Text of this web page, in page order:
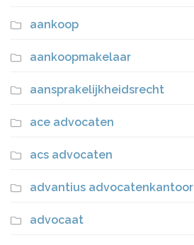
aankoop
aankoopmakelaar
aansprakelijkheidsrecht
ace advocaten
acs advocaten
advantius advocatenkantoor
advocaat